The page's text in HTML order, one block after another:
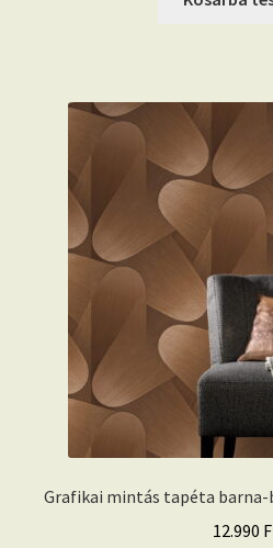
Grafikai mintás tapéta barna-
12.990